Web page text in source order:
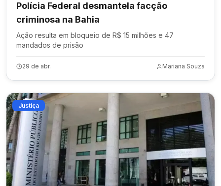
Polícia Federal desmantela facção
criminosa na Bahia
Ação resulta em bloqueio de R$ 15 milhões e 47
mandados de prisão
29 de abr. Mariana Souza
Justiça